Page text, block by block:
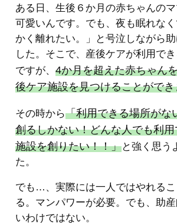
ある日、生後６か月の赤ちゃんの
可愛いんです。でも、夜も眠れな
かく離れたい。」と号泣しながら
した。そこで、産後ケアが利用で
ですが、 4か月を超えた赤ちゃん
後ケア施設を見つけることがで
その時から「利用できる場所がな
創るしかない！どんな人でも利
施設を創りたい！！」と強く思う
た。
でも…、実際には一人ではやれる
る。マンパワーが必要。でも、助
いわけではない。